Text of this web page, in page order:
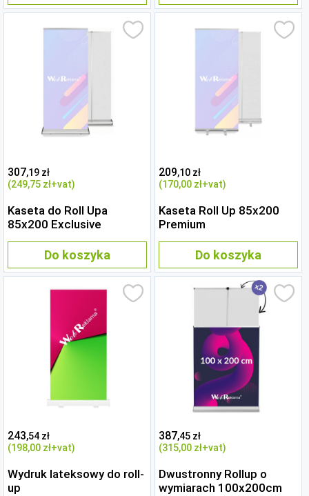
307,19 zł
(249,75 zł+vat)
Kaseta do Roll Upa
85x200 Exclusive
Do koszyka
209,10 zł
(170,00 zł+vat)
Kaseta Roll Up 85x200
Premium
Do koszyka
243,54 zł
(198,00 zł+vat)
Wydruk lateksowy do roll-
up
387,45 zł
(315,00 zł+vat)
Dwustronny Rollup o
wymiarach 100x200cm